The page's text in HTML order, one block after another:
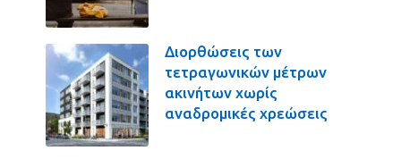
Διορθώσεις των
τετραγωνικών μέτρων
ακινήτων χωρίς
αναδρομικές χρεώσεις